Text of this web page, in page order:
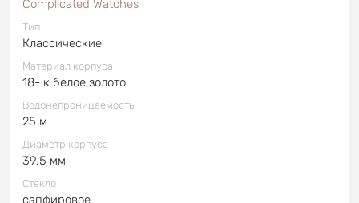
Complicated Watches
Тип
Классические
Материал корпуса
18- к белое золото
Водонепроницаемость
25 м
Диаметр корпуса
39.5 мм
Стекло
сапфировое